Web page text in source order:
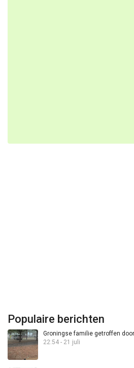
Populaire berichten
Groningse familie getroffen
22:54 - 21 juli